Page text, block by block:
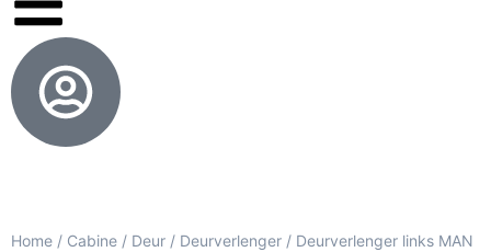
Home / Cabine / Deur / Deurverlenger / Deurverlenger links MAN